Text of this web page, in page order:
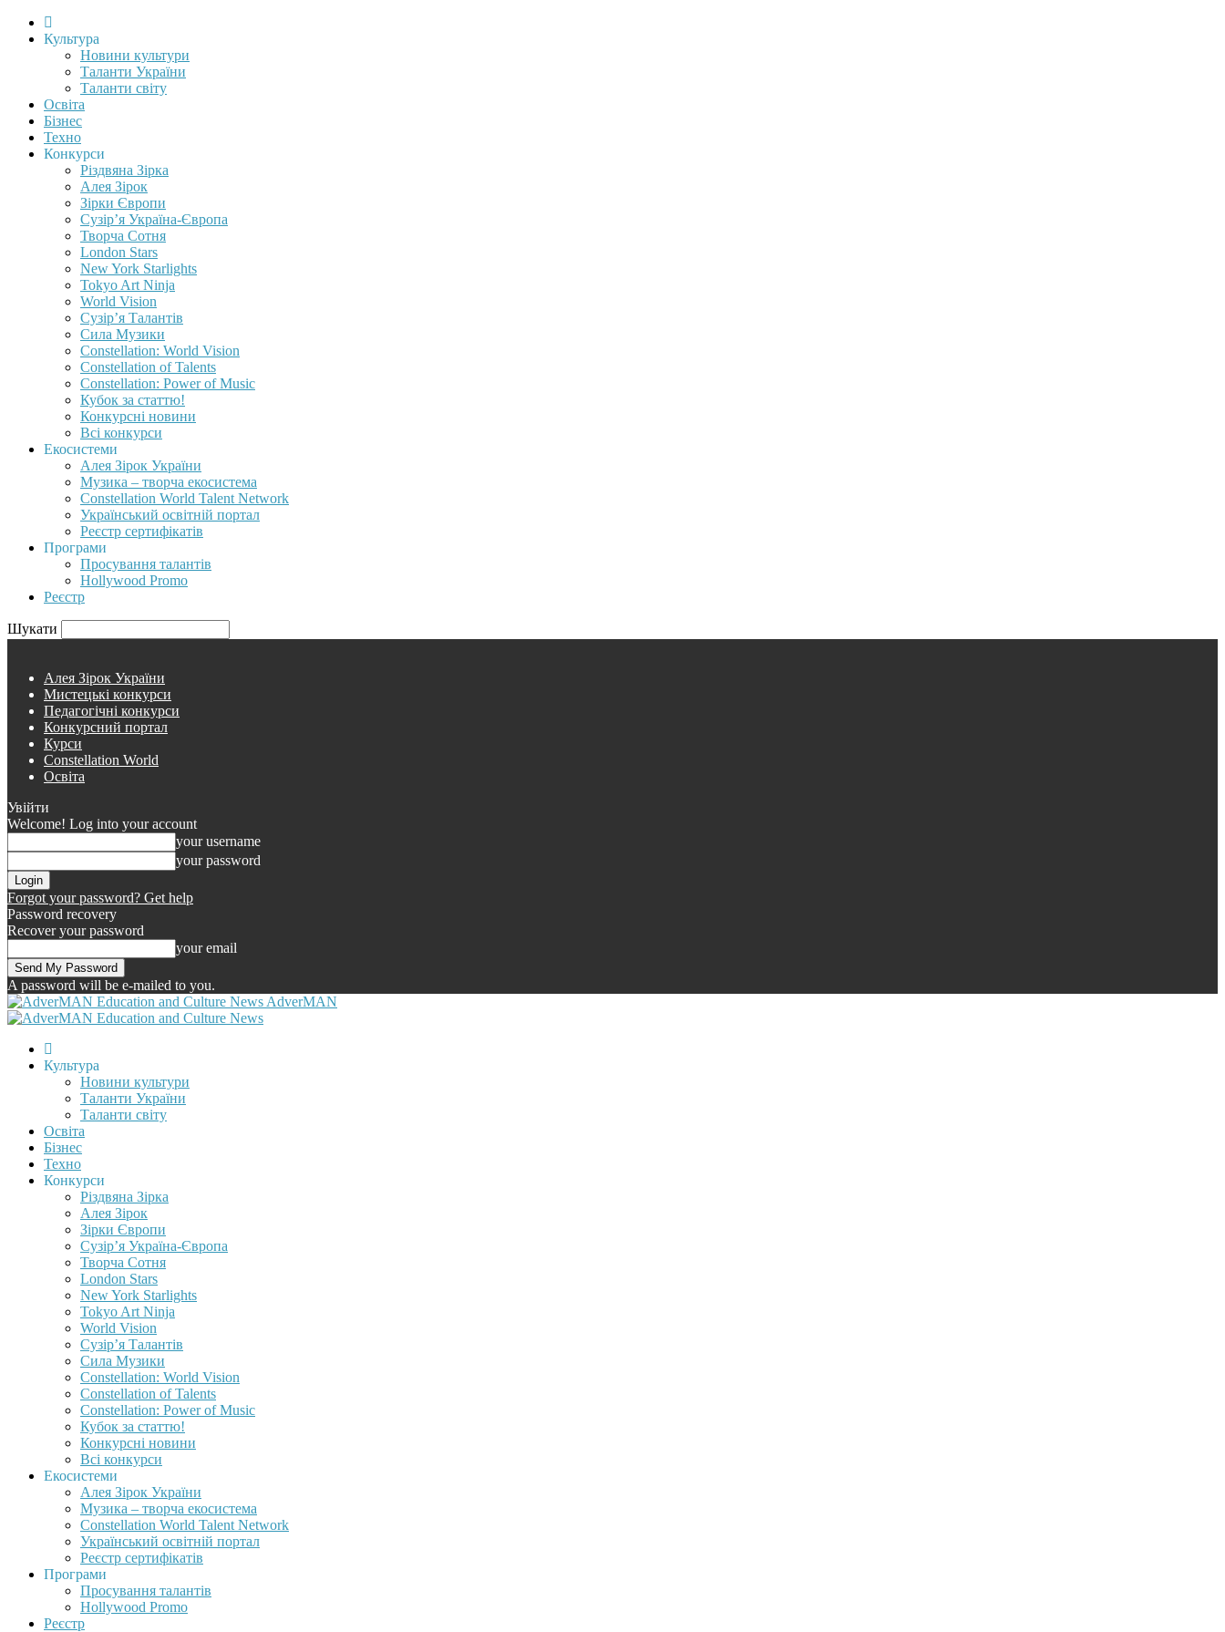
Культура
Новини культури
Таланти України
Таланти світу
Освіта
Бізнес
Техно
Конкурси
Різдвяна Зірка
Алея Зірок
Зірки Європи
Сузір’я Україна-Європа
Творча Сотня
London Stars
New York Starlights
Tokyo Art Ninja
World Vision
Сузір’я Талантів
Сила Музики
Constellation: World Vision
Constellation of Talents
Constellation: Power of Music
Кубок за статтю!
Конкурсні новини
Всі конкурси
Екосистеми
Алея Зірок України
Музика – творча екосистема
Constellation World Talent Network
Український освітній портал
Реєстр сертифікатів
Програми
Просування талантів
Hollywood Promo
Реєстр
Шукати
Алея Зірок України
Мистецькі конкурси
Педагогічні конкурси
Конкурсний портал
Курси
Constellation World
Освіта
Увійти
Welcome! Log into your account
your username
your password
Forgot your password? Get help
Password recovery
Recover your password
your email
A password will be e-mailed to you.
AdverMAN
Культура
Новини культури
Таланти України
Таланти світу
Освіта
Бізнес
Техно
Конкурси
Різдвяна Зірка
Алея Зірок
Зірки Європи
Сузір’я Україна-Європа
Творча Сотня
London Stars
New York Starlights
Tokyo Art Ninja
World Vision
Сузір’я Талантів
Сила Музики
Constellation: World Vision
Constellation of Talents
Constellation: Power of Music
Кубок за статтю!
Конкурсні новини
Всі конкурси
Екосистеми
Алея Зірок України
Музика – творча екосистема
Constellation World Talent Network
Український освітній портал
Реєстр сертифікатів
Програми
Просування талантів
Hollywood Promo
Реєстр